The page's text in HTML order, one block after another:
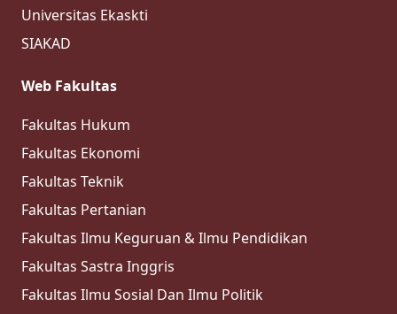
Universitas Ekaskti
SIAKAD
Web Fakultas
Fakultas Hukum
Fakultas Ekonomi
Fakultas Teknik
Fakultas Pertanian
Fakultas Ilmu Keguruan & Ilmu Pendidikan
Fakultas Sastra Inggris
Fakultas Ilmu Sosial Dan Ilmu Politik